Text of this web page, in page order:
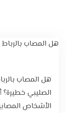
تواصل معنا
هل المصاب
الصليبي خطيرة؟
الأشخاص